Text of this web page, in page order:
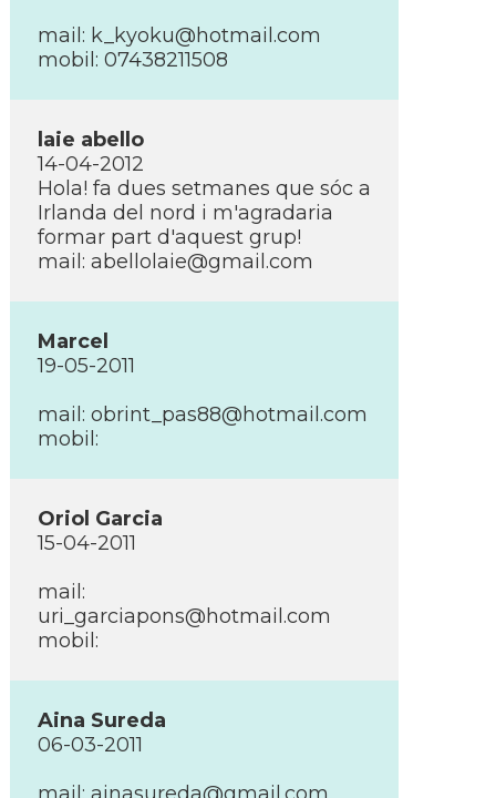
mail: k_kyoku@hotmail.com
mobil: 07438211508
laie abello
14-04-2012
Hola! fa dues setmanes que sóc a
Irlanda del nord i m'agradaria
formar part d'aquest grup!
mail: abellolaie@gmail.com
Marcel
19-05-2011
mail: obrint_pas88@hotmail.com
mobil:
Oriol Garcia
15-04-2011
mail:
uri_garciapons@hotmail.com
mobil:
Aina Sureda
06-03-2011